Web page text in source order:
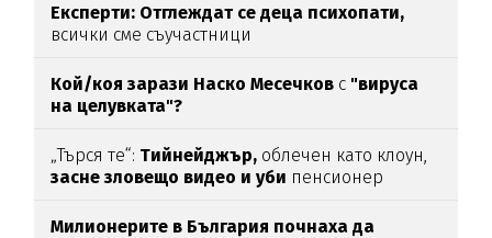
Експерти: Отглеждат се деца психопати,
всички сме съучастници
Кой/коя зарази Наско Месечков с "вируса
на целувката"?
„Търся те“: Тийнейджър, облечен като клоун,
засне зловещо видео и уби пенсионер
Милионерите в България почнаха да